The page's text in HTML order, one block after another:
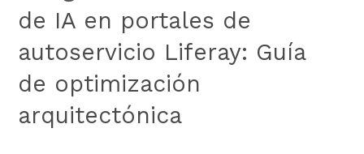
de IA en portales de
autoservicio Liferay: Guía
de optimización
arquitectónica